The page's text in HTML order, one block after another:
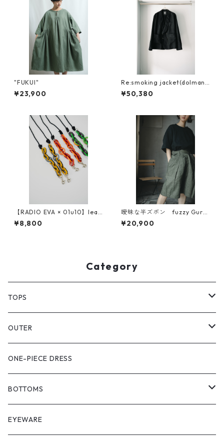
"FUKUI"
¥23,900
Re:smoking jacket(dolman
sleeve )
¥50,380
【RADIO EVA × 01u10】leat
her chain strap
¥8,800
曖昧な半ズボン fuzzy Gurk
ha pants リネン（BIGGIE素
材）
¥20,900
Category
TOPS
PULL OVER
SHIRT
VEST
OUTER
VEST
JACKET
COAT
ONE-PIECE DRESS
BOTTOMS
SHORT LENGS
EYEWARE